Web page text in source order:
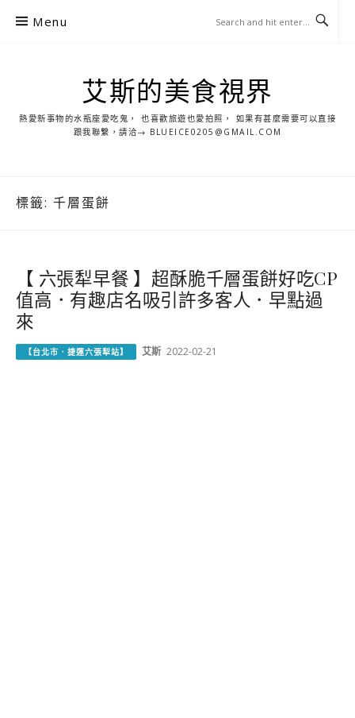
Menu
艾斯的美食視界
熱愛新事物的水瓶座愛吃鬼， 也喜歡旅遊也愛拍照， 如果有甚麼需要可以直接
跟我聯繫，請洽→ BLUEICE0205@GMAIL.COM
標籤: 千層蛋餅
【 六張犁早餐 】超酥脆千層蛋餅好吃CP
值高．有趣店名吸引許多客人．早點過
來
【台北市．捷運六張犁站】 艾斯 2022-02-21